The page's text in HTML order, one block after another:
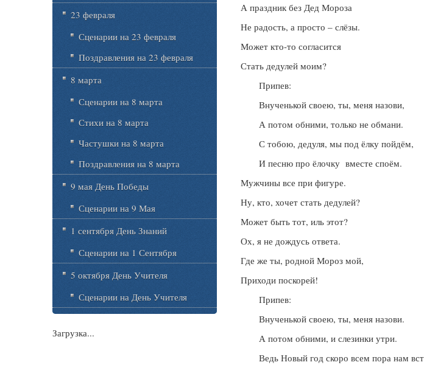
А праздник без Дед Мороза
Не радость, а просто – слёзы.
Может кто-то согласится
Стать дедулей моим?
Припев:
Внученькой своею, ты, меня назови,
А потом обними, только не обмани.
С тобою, дедуля, мы под ёлку пойдём,
И песню про ёлочку вместе споём.
Мужчины все при фигуре.
Ну, кто, хочет стать дедулей?
Может быть тот, иль этот?
Ох, я не дождусь ответа.
Где же ты, родной Мороз мой,
Приходи поскорей!
Припев:
Внученькой своею, ты, меня назови.
А потом обними, и слезинки утри.
Ведь Новый год скоро всем пора нам
23 февраля
Сценарии на 23 февраля
Поздравления на 23 февраля
8 марта
Сценарии на 8 марта
Стихи на 8 марта
Частушки на 8 марта
Поздравления на 8 марта
9 мая День Победы
Сценарии на 9 Мая
1 сентября День Знаний
Сценарии на 1 Сентября
5 октября День Учителя
Сценарии на День Учителя
Загрузка...